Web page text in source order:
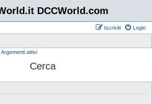
DCCWorld.com
Login
Iscriviti
Argomenti attivi
Cerca